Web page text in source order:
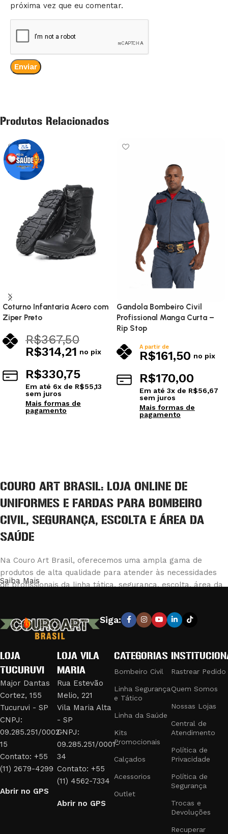
próxima vez que eu comentar.
Produtos Relacionados
Coturno Infantaria Acero com
Ziper Preto
R$367,50
R$314,21 no pix
R$330,75
Em até 6x de R$55,13
sem juros
Mais formas de
pagamento
Gandola Bombeiro Civil
Profissional Manga Curta –
Rip Stop
A partir de
R$161,50 no pix
R$170,00
Em até 3x de R$56,67
sem juros
Mais formas de
pagamento
COURO ART BRASIL: LOJA ONLINE DE
UNIFORMES E FARDAS PARA BOMBEIRO
CIVIL, SEGURANÇA, ESCOLTA E ÁREA DA
SAÚDE
Na Couro Art Brasil, oferecemos uma ampla gama de
produtos de alta qualidade para atender às necessidades
de profissionais da linha tática, segurança, escolta, área da
que combinam durabilidade e conforto, garantindo a máxima
eficiência e segurança em suas operações.
PRODUTOS DE QUALIDADE PARA
PROFISSIONAIS EXIGENTES
Nossa linha de produtos inclui:
Uniformes e Fardamentos:
Desenvolvidos para bombeiros
civis, com materiais resistentes ao fogo e design funcional.
Acessórios Táticos:Como bolsões de perna, jet loaders,
fieis retráteis e trançados, que oferecem praticidade e
segurança em missões táticas.
Equipamentos de Segurança: Cassetetes, bastões e tonfas,
essenciais para profissionais de segurança e escolta.
Identificação e Estilo:Botons, brevês e emborrachados,
adicionando um toque de distinção e profissionalismo aos
Saiba Mais
Siga:
LOJA
TUCURUVI
Major Dantas
Cortez, 155
Tucuruvi - SP
CNPJ:
09.285.251/0002-
15
Contato: +55
(11) 2679-4299
Abrir no GPS
LOJA VILA
MARIA
Rua Estevão
Melio, 221
Vila Maria Alta
- SP
CNPJ:
09.285.251/0001-
34
Contato: +55
(11) 4562-7334
Abrir no GPS
CATEGORIAS
Bombeiro Civil
Linha Segurança
e Tático
Linha da Saúde
Kits
Promocionais
Calçados
Acessorios
Outlet
Rastrear Pedido
Quem Somos
Nossas Lojas
Central de
Atendimento
Política de
Privacidade
Política de
Segurança
Trocas e
Devoluções
Recuperar